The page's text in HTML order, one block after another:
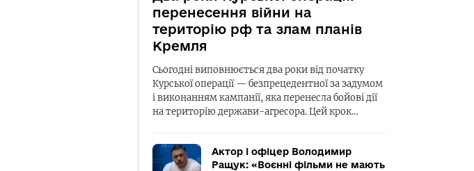
перенесення війни на
територію рф та злам планів
Кремля
Сьогодні виповнюється два роки від початку
Курської операції — безпрецедентної за задумом
і виконанням кампанії, яка перенесла бойові дії
на територію держави-агресора. Цей крок…
Актор і офіцер Володимир
Ращук: «Воєнні фільми не мають